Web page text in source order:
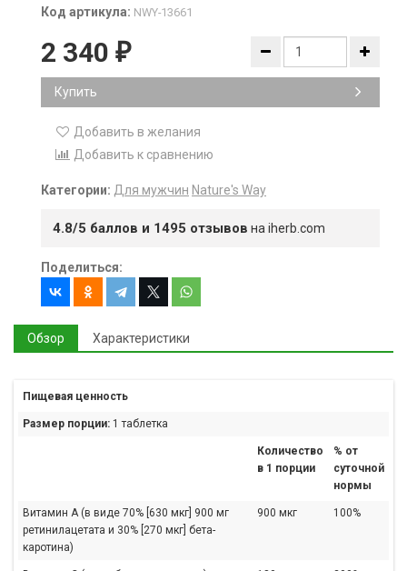
Код артикула: NWY-13661
2 340 ₽
Купить
Добавить в желания
Добавить к сравнению
Категории: Для мужчин Nature's Way
4.8/5 баллов и 1495 отзывов на iherb.com
Поделиться:
Обзор Характеристики
Пищевая ценность
Размер порции: 1 таблетка
Количество
в 1 порции
% от
суточной
нормы
Витамин A (в виде 70% [630 мкг] 900 мг
ретинилацетата и 30% [270 мкг] бета-
каротина)
900 мкг 100%